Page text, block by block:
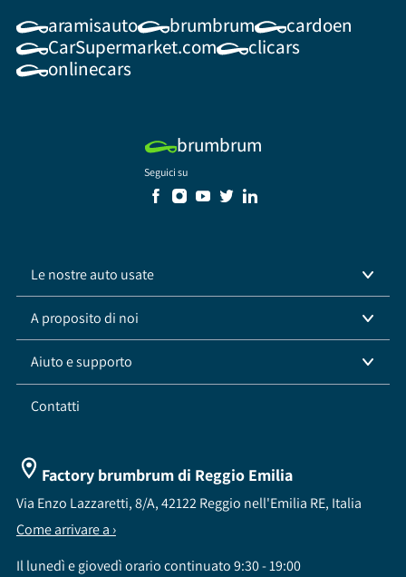
aramisauto brumbrum
cardoen
CarSupermarket.com
clicars
onlinecars
brumbrum
Seguici su
Le nostre auto usate
A proposito di noi
Aiuto e supporto
Contatti
Factory brumbrum di Reggio Emilia
Via Enzo Lazzaretti, 8/A, 42122 Reggio nell'Emilia RE, Italia
Come arrivare a ›
Il lunedì e giovedì orario continuato 9:30 - 19:00